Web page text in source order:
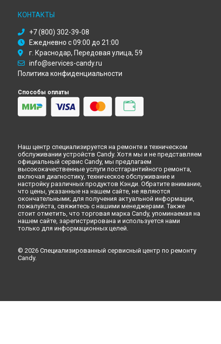
Ремонт духового шкафа FOFL 201 W Candy в
Ремонт духового шкафа FOFL 201 W Candy в
Челнах
Ремонт духового шкафа FOFL 201 W Candy в
КОНТАКТЫ
+7 (800) 302-39-08
Ежедневно с 09:00 до 21:00
г. Краснодар, Передовая улица, 59
info@services-candy.ru
Политика конфиденциальности
Способы оплаты
Наш центр специализируется на ремонте и техническом
обслуживании устройств Candy. Хотя мы и не представляем
официальный сервис Candy, мы предлагаем
высококачественные услуги постгарантийного ремонта,
включая диагностику, техническое обслуживание и
настройку различных продуктов Кэнди. Обратите внимание,
что цены, указанные на нашем сайте, не являются
окончательными; для получения актуальной информации,
пожалуйста, свяжитесь с нашими менеджерами. Также
стоит отметить, что торговая марка Candy, упоминаемая на
нашем сайте, зарегистрирована и используется нами
только для информационных целей.
© 2026 Специализированный сервисный центр по ремонту
Candy.